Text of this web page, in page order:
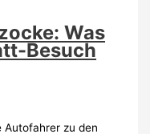
Was
Besuch
Autofahrer zu den